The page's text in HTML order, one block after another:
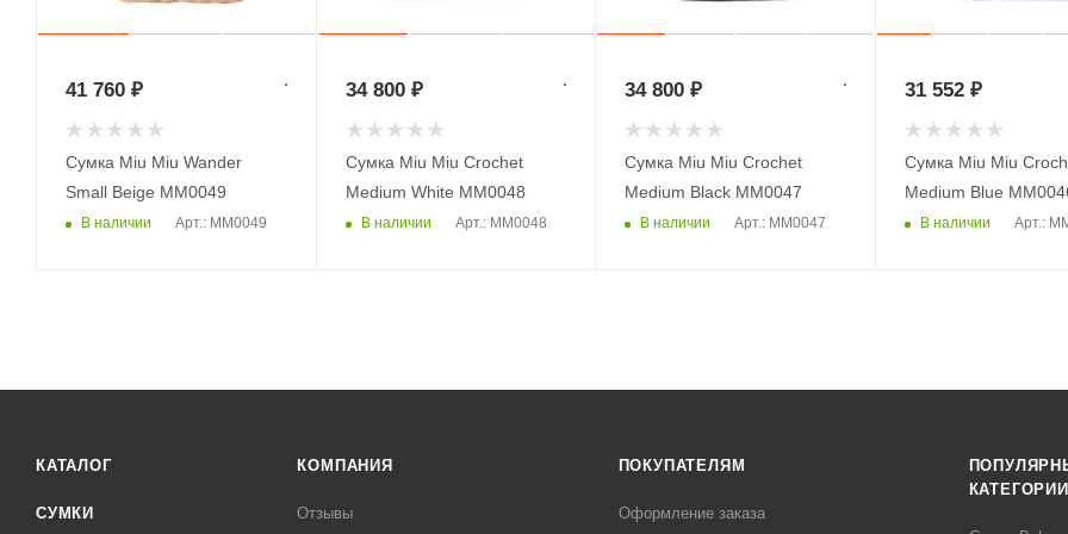
Сумка Miu Miu Wander
Small Beige MM0049
В наличии Арт.: MM0049
41 760₽
Сумка Miu Miu Crochet
Medium White MM0048
В наличии Арт.: MM0048
34 800₽
Сумка Miu Miu Crochet
Medium Black MM0047
В наличии Арт.: MM0047
34 800 ₽
Сумка Miu Miu
Medium Blue
В наличии Арт.:
31 552 ₽
КАТАЛОГ
СУМКИ
КОМПАНИЯ
Отзывы
ПОКУПАТЕЛЯМ
Оформление заказа
КАТЕГОРИИ